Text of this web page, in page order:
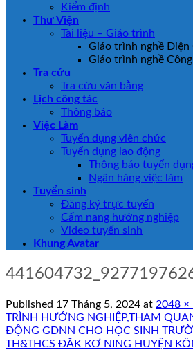
Kiểm định
Thư Viện
Tài liệu – Giáo trình
Giáo trình nghề Điện
Giáo trình nghề
Tra cứu
Tra cứu văn bằng
Lịch công tác
Thông báo
Việc Làm
Tuyển dụng viên chức
Tuyển dụng lao động
Thông báo tuyển
Ngân hàng việc làm
Tuyển sinh
Đăng ký trực tuyến
Cẩm nang hướng nghiệp
Video tuyển sinh
Khung Avatar
Published 17 Tháng 5, 2024 at 2048 ×
TRÌNH HƯỚNG NGHIỆP,THAM
ĐỘNG GDNN CHO HỌC SINH
TH&THCS ĐĂK KƠ NING HUYỆN